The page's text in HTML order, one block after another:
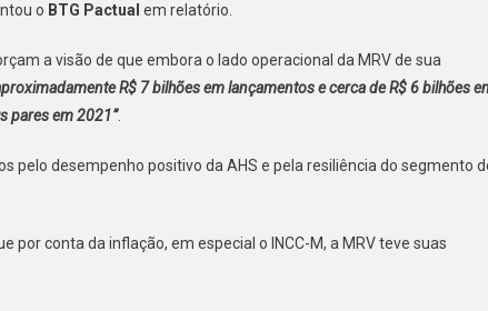
o BTG Pactual em relatório.
a visão de que embora o lado operacional da MRV de sua
R$ 7 bilhões em lançamentos e cerca de R$ 6 bilhões
pares em 2021”.
pelo desempenho positivo da AHS e pela resiliência do segmento
por conta da inflação, em especial o INCC-M, a MRV teve suas